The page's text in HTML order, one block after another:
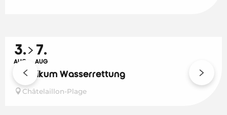
3.
AUG
7.
AUG
Praktikum Wasserrettung
Châtelaillon-Plage